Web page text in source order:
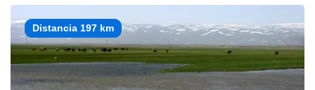
Distancia 197 km